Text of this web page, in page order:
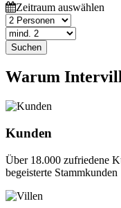
Zeitraum auswählen
Suchen
Warum
Kunden
Über 18.000 zufriedene
begeisterte Stammkunden